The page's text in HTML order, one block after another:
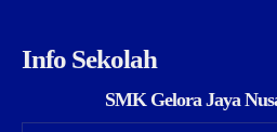
Info Sekolah
SMK Gelora Jaya